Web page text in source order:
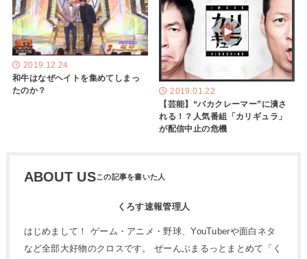
2019.12.24
和牛はなぜヘイトを集めてしまっ
たのか？
2019.01.22
【芸能】“バカクレーマー”に潰さ
れる！？人気番組「カリギュラ」
が配信中止の危機
ABOUT US
くろす速報管理人
はじめまして！ ゲーム・アニメ・野球、YouTuberや面白ネタ
など全部大好物のクロスです。 ぜーんぶまるっとまとめて「く